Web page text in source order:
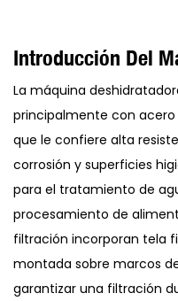
Introducción Del
La máquina
principalmente con acero
que le confiere alta
corrosión y superficies
para el tratamiento de
procesamiento de
filtración incorporan tela
montada sobre marcos
garantizar una filtración